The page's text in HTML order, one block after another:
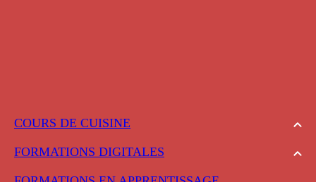
COURS DE CUISINE
FORMATIONS DIGITALES